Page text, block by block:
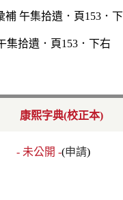
集拾遺．頁153．下右
康熙字典(校正本)
- 未公開 -(申請)